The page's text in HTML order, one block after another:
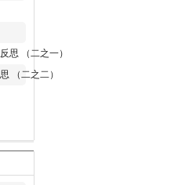
思 （二之一）
（二之二）